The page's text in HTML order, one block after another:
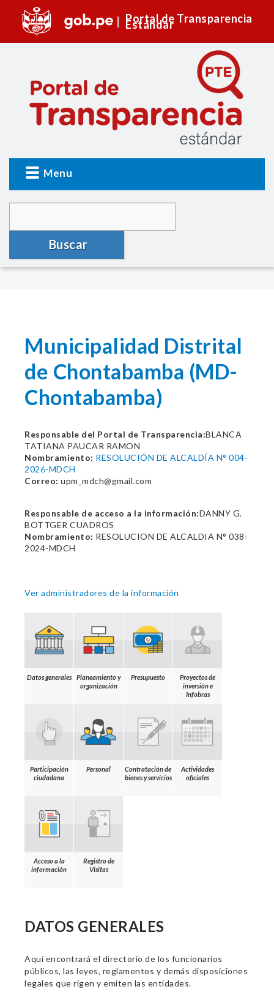
Portal de Transparencia
Estándar
Menu
Buscar
Municipalidad Distrital
de Chontabamba (MD-
Chontabamba)
Responsable del Portal de Transparencia:BLANCA
TATIANA PAUCAR RAMON
Nombramiento: RESOLUCIÓN DE ALCALDÍA N° 004-
2026-MDCH
Correo: upm_mdch@gmail.com
Responsable de acceso a la información:DANNY G.
BOTTGER CUADROS
Nombramiento: RESOLUCION DE ALCALDIA N° 038-
2024-MDCH
Ver administradores de la información
Datos generales
Planeamiento y
organización
Presupuesto
Proyectos de
inversión e
Infobras
Participación
ciudadana
Personal
Contratación de
bienes y servicios
Actividades
oficiales
Acceso a la
información
Registro de
Visitas
DATOS GENERALES
Aquí encontrará el directorio de los funcionarios
públicos, las leyes, reglamentos y demás disposiciones
legales que rigen y emiten las entidades.